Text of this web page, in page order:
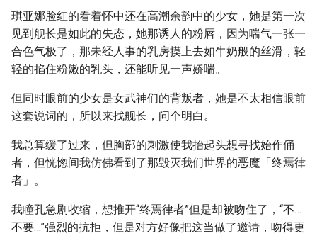
琪亚娜脸红的看着怀中还在高潮余韵中的少女，她是第一次
见到舰长是如此的失态，她那诱人的粉唇，因为喘气一张一
合色气极了，那未经人事的乳房摸上去如牛奶般的丝滑，轻
轻的掐住粉嫩的乳头，还能听见一声娇喘。
但同时眼前的少女是女武神们的背叛者，她是不太相信眼前
这套说词的，所以来找舰长，问个明白。
我总算缓了过来，但胸部的刺激使我抬起头想寻找始作俑
者，但恍惚间我仿佛看到了那毁灭我们世界的恶魔「终焉律
者」。
我瞳孔急剧收缩，想推开“终焉律者”但是却被吻住了，“不…
不要…”强烈的抗拒，但是对方好像把这当做了邀请，吻得更